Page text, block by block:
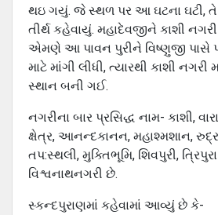
થઇ ગયું. જે સ્થળ પર આ ઘટના ઘટી, તે
તીર્થ કહેવાયું. મહાદેવજીને કાશી
એમણે આ પાવન પુરીને વિષ્ણુજી પાસે
માટે માંગી લીધી, ત્યારથી કાશી
સ્થાન બની ગઈ.
નગરીના બાર પ્રસિદ્ધ નામ- કાશી,
ક્ષેત્ર, આનન્દકાનન, મહાશ્મશાન,
તપ:સ્થલી, મુક્તિભૂમિ, શિવપુરી,
વિશ્વનાથનગરી છે.
સ્કન્દપુરાણમાં કહેવામાં આવ્યું છે કે-